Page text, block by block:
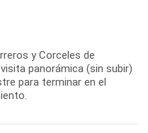
y Corceles de
panorámica (sin subir)
para terminar en el